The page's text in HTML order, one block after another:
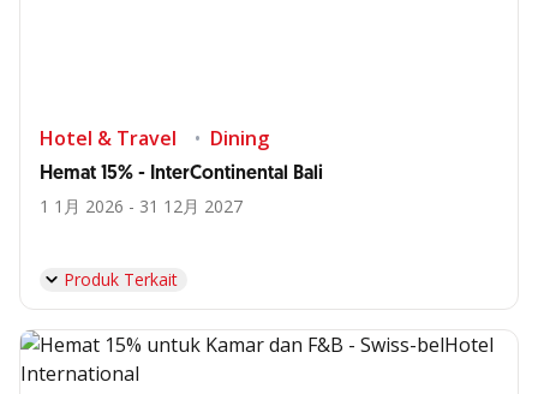
Hotel & Travel Dining
Hemat 15% - InterContinental Bali
1 1月 2026 - 31 12月 2027
Produk Terkait